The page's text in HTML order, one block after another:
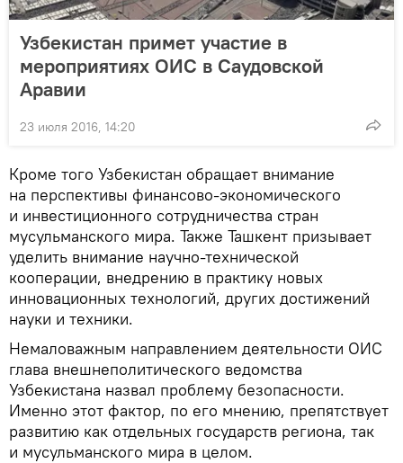
Узбекистан примет участие в
мероприятиях ОИС в Саудовской
Аравии
23 июля 2016, 14:20
Кроме того Узбекистан обращает внимание
на перспективы финансово-экономического
и инвестиционного сотрудничества стран
мусульманского мира. Также Ташкент призывает
уделить внимание научно-технической
кооперации, внедрению в практику новых
инновационных технологий, других достижений
науки и техники.
Немаловажным направлением деятельности ОИС
глава внешнеполитического ведомства
Узбекистана назвал проблему безопасности.
Именно этот фактор, по его мнению, препятствует
развитию как отдельных государств региона, так
и мусульманского мира в целом.